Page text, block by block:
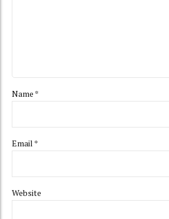
Name *
Email *
Website